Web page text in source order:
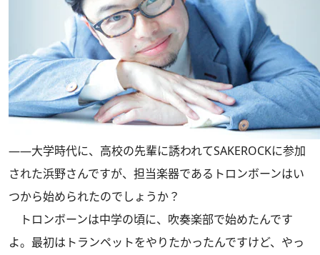
――大学時代に、高校の先輩に誘われてSAKEROCKに参加
された浜野さんですが、担当楽器であるトロンボーンはい
つから始められたのでしょうか？
トロンボーンは中学の頃に、吹奏楽部で始めたんです
よ。最初はトランペットをやりたかったんですけど、やっ